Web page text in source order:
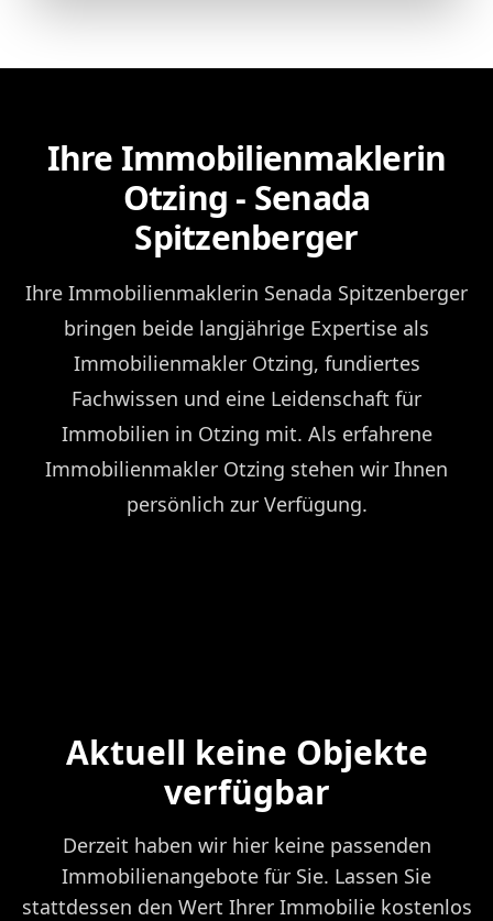
Ihre Immobilienmaklerin
Otzing - Senada
Spitzenberger
Ihre Immobilienmaklerin Senada Spitzenberger
bringen beide langjährige Expertise als
Immobilienmakler Otzing, fundiertes
Fachwissen und eine Leidenschaft für
Immobilien in Otzing mit. Als erfahrene
Immobilienmakler Otzing stehen wir Ihnen
persönlich zur Verfügung.
Aktuell keine Objekte
verfügbar
Derzeit haben wir hier keine passenden
Immobilienangebote für Sie. Lassen Sie
stattdessen den Wert Ihrer Immobilie kostenlos